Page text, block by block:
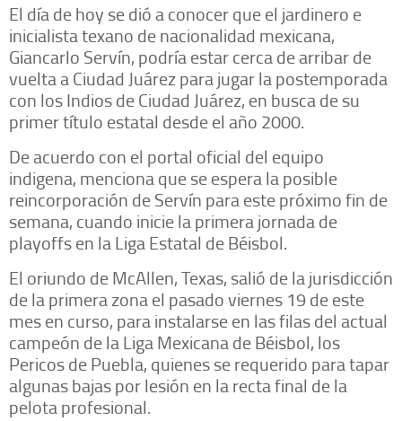
El día de hoy se dió a conocer que el jardinero e
inicialista texano de nacionalidad mexicana,
Giancarlo Servín, podría estar cerca de arribar de
vuelta a Ciudad Juárez para jugar la postemporada
con los Indios de Ciudad Juárez, en busca de su
primer título estatal desde el año 2000.
De acuerdo con el portal oficial del equipo
indigena, menciona que se espera la posible
reincorporación de Servín para este próximo fin de
semana, cuando inicie la primera jornada de
playoffs en la Liga Estatal de Béisbol.
El oriundo de McAllen, Texas, salió de la jurisdicción
de la primera zona el pasado viernes 19 de este
mes en curso, para instalarse en las filas del actual
campeón de la Liga Mexicana de Béisbol, los
Pericos de Puebla, quienes se requerido para tapar
algunas bajas por lesión en la recta final de la
pelota profesional.